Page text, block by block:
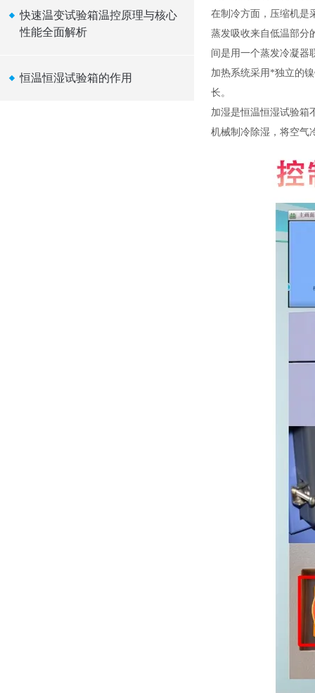
快速温变试验箱温控原理与核心
性能全面解析
恒温恒湿试验箱的作用
在制冷方面，压缩机是
蒸发吸收来自低温部分
间是用一个蒸发冷凝器
加热系统采用*独立的
长。
加湿是恒温恒湿试验箱
机械制冷除湿，将空气